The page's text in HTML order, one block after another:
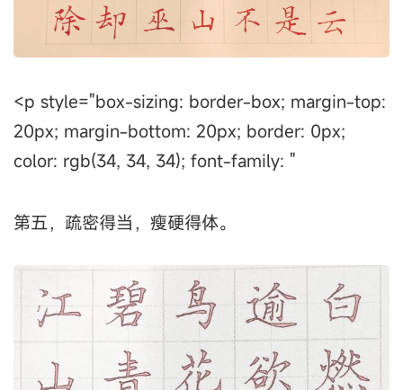
<p style="box-sizing: border-box; margin-top:
20px; margin-bottom: 20px; border: 0px;
color: rgb(34, 34, 34); font-family: "
第五，疏密得当，瘦硬得体。